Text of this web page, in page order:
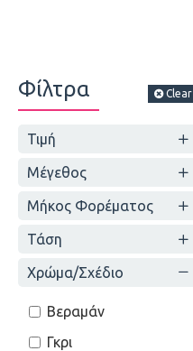
Φίλτρα Clear
Τιμή
Μέγεθος
Μήκος Φορέματος
Τάση
Χρώμα/Σχέδιο
Βεραμάν
Γκρι